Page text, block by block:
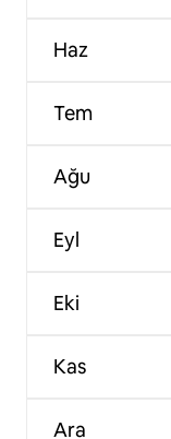
Haz
Tem
Ağu
Eyl
Eki
Kas
Ara